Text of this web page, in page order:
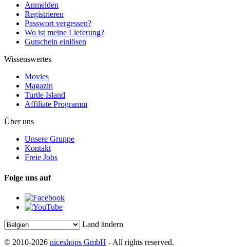
Anmelden
Registrieren
Passwort vergessen?
Wo ist meine Lieferung?
Gutschein einlösen
Wissenswertes
Movies
Magazin
Turtle Island
Affiliate Programm
Über uns
Unsere Gruppe
Kontakt
Freie Jobs
Folge uns auf
Land ändern
© 2010-2026 niceshops GmbH - All rights reserved.